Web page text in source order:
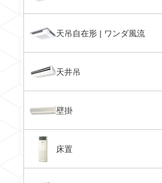
天吊自在形 | ワンダ風流
天井吊
壁掛
床置